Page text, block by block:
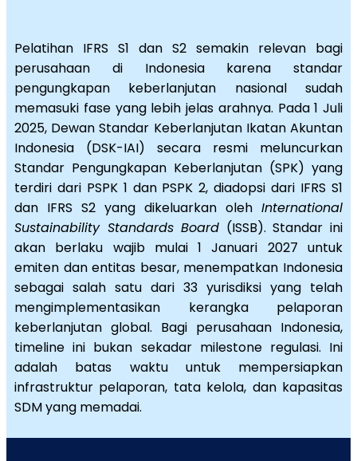
Pelatihan IFRS S1 dan S2 semakin relevan bagi
perusahaan di Indonesia karena standar
pengungkapan keberlanjutan nasional sudah
memasuki fase yang lebih jelas arahnya. Pada 1 Juli
2025, Dewan Standar Keberlanjutan Ikatan Akuntan
Indonesia (DSK-IAI) secara resmi meluncurkan
Standar Pengungkapan Keberlanjutan (SPK) yang
terdiri dari PSPK 1 dan PSPK 2, diadopsi dari IFRS S1
dan IFRS S2 yang dikeluarkan oleh International
Sustainability Standards Board (ISSB). Standar ini
akan berlaku wajib mulai 1 Januari 2027 untuk
emiten dan entitas besar, menempatkan Indonesia
sebagai salah satu dari 33 yurisdiksi yang telah
mengimplementasikan kerangka pelaporan
keberlanjutan global. Bagi perusahaan Indonesia,
timeline ini bukan sekadar milestone regulasi. Ini
adalah batas waktu untuk mempersiapkan
infrastruktur pelaporan, tata kelola, dan kapasitas
SDM yang memadai.